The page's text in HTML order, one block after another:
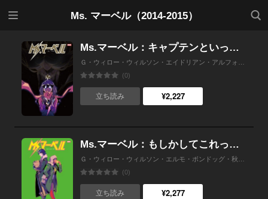
Ms. マーベル（2014-2015）
検索
Ms.マーベル：キャプテンといっしょなら
(0)
立ち読み ¥2,227
Ms.マーベル：もしかしてこれって…恋？
(0)
立ち読み ¥2,277